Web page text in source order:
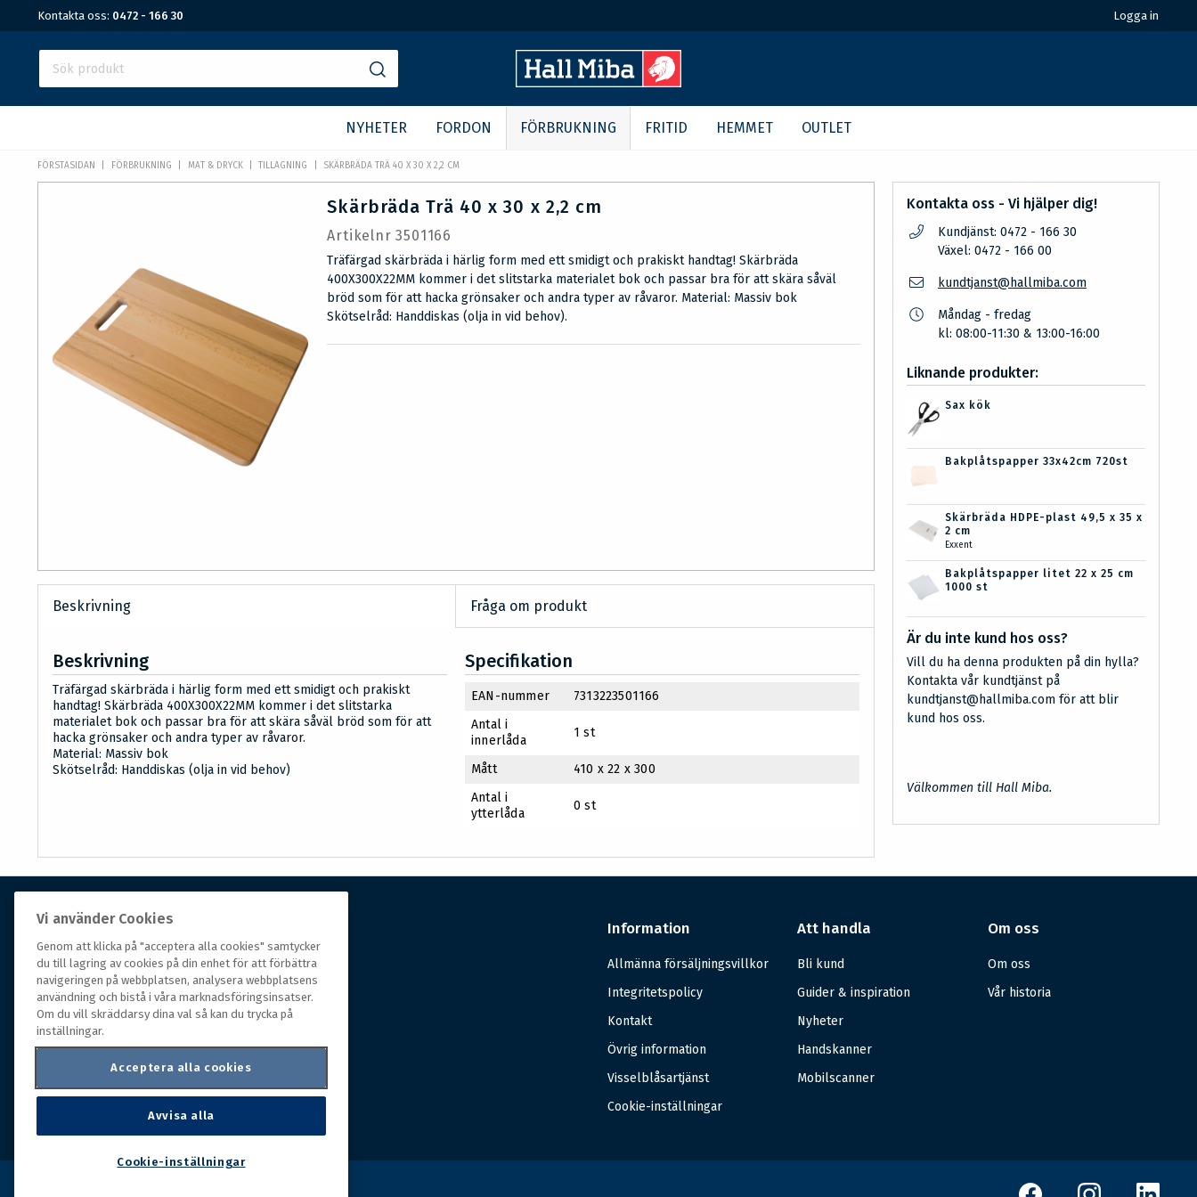
Kontakta oss: 0472 - 166 30 Logga in
NYHETER FORDON FÖRBRUKNING FRITID HEMMET OUTLET
FÖRSTASIDAN FÖRBRUKNING MAT & DRYCK TILLAGNING SKÄRBRÄDA TRÄ 40 X 30 X 2,2 CM
Skärbräda Trä 40 x 30 x 2,2 cm
Artikelnr 3501166
Träfärgad skärbräda i härlig form med ett smidigt och prakiskt handtag! Skärbräda
400X300X22MM kommer i det slitstarka materialet bok och passar bra för att skära såväl
bröd som för att hacka grönsaker och andra typer av råvaror. Material: Massiv bok
Skötselråd: Handdiskas (olja in vid behov).
Beskrivning Fråga om produkt
Beskrivning
Träfärgad skärbräda i härlig form med ett smidigt och prakiskt
handtag! Skärbräda 400X300X22MM kommer i det slitstarka
materialet bok och passar bra för att skära såväl bröd som för att
hacka grönsaker och andra typer av råvaror.
Material: Massiv bok
Skötselråd: Handdiskas (olja in vid behov)
Specifikation
EAN-nummer
7313223501166
Antal i
innerlåda
1 st
Mått
410 x 22 x 300
Antal i
ytterlåda
0 st
Kontakta oss - Vi hjälper dig!
Kundjänst: 0472 - 166 30
Växel: 0472 - 166 00
kundtjanst@hallmiba.com
Måndag - fredag
kl: 08:00-11:30 & 13:00-16:00
Liknande produkter:
Sax kök
Bakplåtspapper 33x42cm 720st
Skärbräda HDPE-plast 49,5 x 35 x
2 cm
Exxent
Bakplåtspapper litet 22 x 25 cm
1000 st
Är du inte kund hos oss?
Vill du ha denna produkten på din hylla?
Kontakta vår kundtjänst på
kundtjanst@hallmiba.com för att blir
kund hos oss.
Välkommen till Hall Miba.
Om Hall Miba
Hall Miba är grossisten som funnits på marknaden i
över 150 år. Från huvudkontoret i småländska Växjö
styrs hela organisationen, som erbjuder prisvärda
produkter till kunder i rörelse.
Information
Allmänna försäljningsvillkor
Integritetspolicy
Kontakt
Övrig information
Visselblåsartjänst
Cookie-inställningar
Att handla
Bli kund
Guider & inspiration
Nyheter
Handskanner
Mobilscanner
Om oss
Om oss
Vår historia
Vi använder Cookies
Genom att klicka på "acceptera alla cookies" samtycker
du till lagring av cookies på din enhet för att förbättra
navigeringen på webbplatsen, analysera webbplatsens
användning och bistå i våra marknadsföringsinsatser.
Om du vill skräddarsy dina val så kan du trycka på
inställningar.
Acceptera alla cookies
Avvisa alla
Cookie-inställningar